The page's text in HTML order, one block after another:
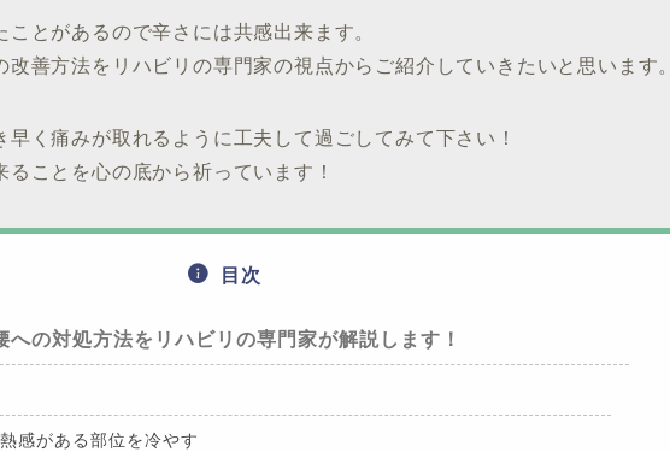
とがあるので辛さには共感出来ます。
改善方法をリハビリの専門家の視点からご紹介していきたいと思います。
早く痛みが取れるように工夫して過ごしてみて下さい！
ことを心の底から祈っています！
目次
への対処方法をリハビリの専門家が解説します！
感がある部位を冷やす